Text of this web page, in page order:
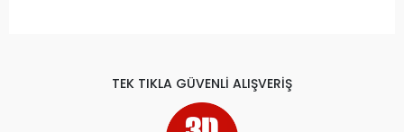
TEK TIKLA GÜVENLİ ALIŞVERİŞ